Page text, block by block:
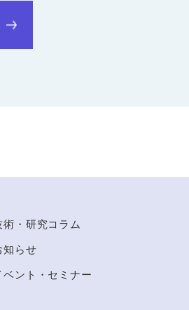
術・研究コラム
知らせ
ベント・セミナー